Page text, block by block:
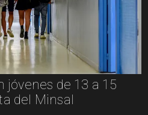
de 13 a 15
del Minsal